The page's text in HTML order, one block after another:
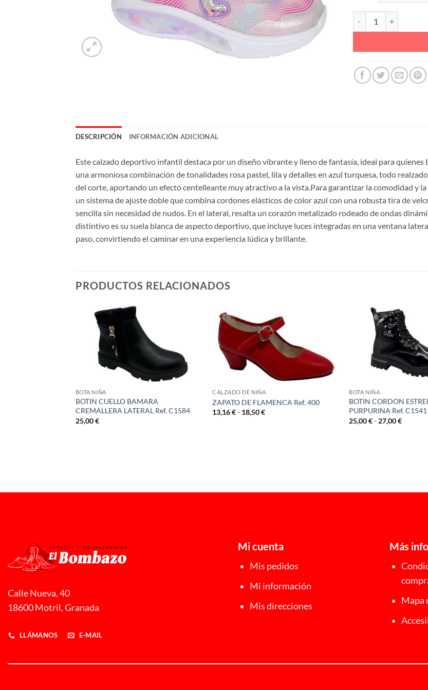
DESCRIPCIÓN INFORMACIÓN ADICIONAL
Este calzado deportivo infantil destaca por un diseño vibrante y lleno de fantasía, ideal para
una armoniosa combinación de tonalidades rosa pastel, lila y detalles en azul turquesa, todo
del corte, aportando un efecto centelleante muy atractivo a la vista.Para garantizar la comodidad y
un sistema de ajuste doble que combina cordones elásticos de color azul con una robusta tira de
sencilla sin necesidad de nudos. En el lateral, resalta un corazón metalizado rodeado de ondas
distintivo es su suela blanca de aspecto deportivo, que incluye luces integradas en una ventana
paso, convirtiendo el caminar en una experiencia lúdica y brillante.
PRODUCTOS RELACIONADOS
BOTA NIÑA
BOTIN CUELLO BAMARA
CREMALLERA LATERAL Ref. C1584
25,00€
CALZADO DE NIÑA
ZAPATO DE FLAMENCA Ref. 400
13,16€- 18,50€Rango
BOTA NIÑA
BOTIN CORDON
PURPURINA Ref. C1541
25,00€- 27,00€Rango
Calle Nueva, 40
18600 Motril, Granada
LLÁMANOS E-MAIL
Mi cuenta
Mis pedidos
Mi información
Mis direcciones
Más
Mapa